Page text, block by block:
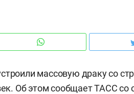
массовую драку со
Об этомсообщаетТАСС со